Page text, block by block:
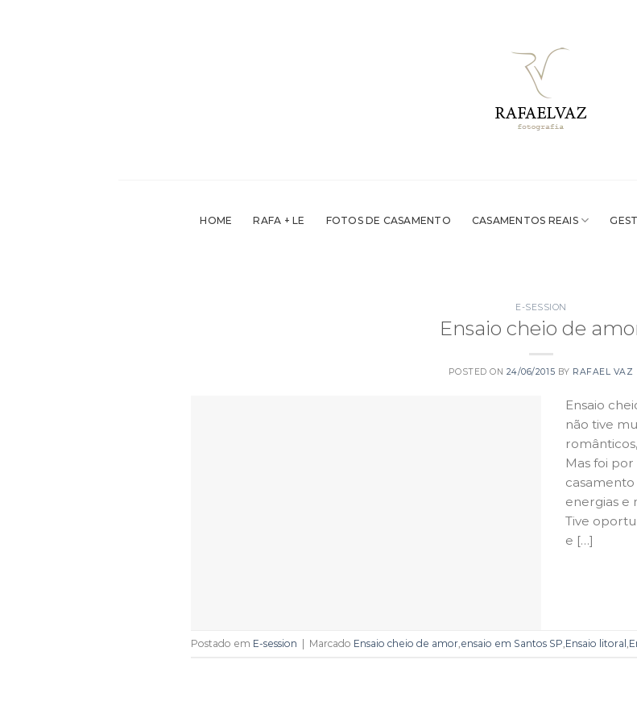
HOME RAFA + LE FOTOS DE CASAMENTO CASAMENTOS REAIS
E-SESSION
Ensaio cheio de
POSTED ON 24/06/2015 BY RAFAEL VAZ
Ensaio
não tive
Mas foi
energias e
Tive
e […]
Postado em E-session | Marcado Ensaio cheio de amor ensaio em Santos SP Ensaio litoral